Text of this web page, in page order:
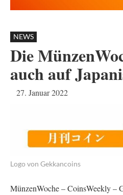
NEWS
Die
auch auf
27. Januar 2022
Logo von Gekkancoins
MünzenWoche – CoinsWeekly –